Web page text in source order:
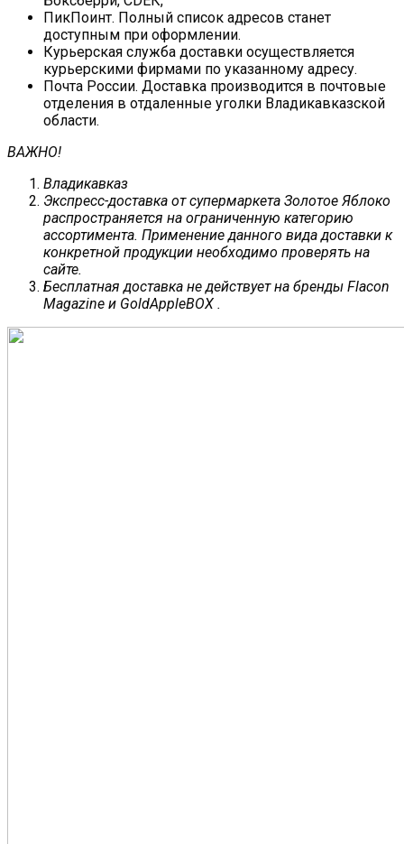
ПикПоинт. Полный список адресов станет
доступным при оформлении.
Курьерская служба доставки осуществляется
курьерскими фирмами по указанному адресу.
Почта России. Доставка производится в почтовые
отделения в отдаленные уголки Владикавказской
области.
ВАЖНО!
Владикавказ
Экспресс-доставка от супермаркета Золотое Яблоко
распространяется на ограниченную категорию
ассортимента. Применение данного вида доставки к
конкретной продукции необходимо проверять на
сайте.
Бесплатная доставка не действует на бренды Flacon
Magazine и GoldAppleBOX .